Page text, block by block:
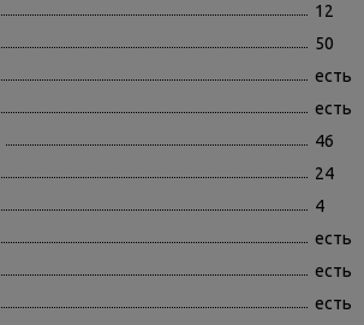
12
50
есть
есть
46
24
4
есть
есть
есть